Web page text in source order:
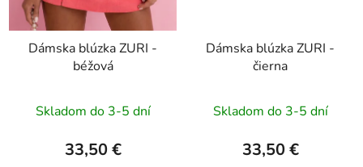
Dámska blúzka ZURI -
béžová
Skladom do 3-5 dní
33,50 €
Dámska blúzka ZURI -
čierna
Skladom do 3-5 dní
33,50 €